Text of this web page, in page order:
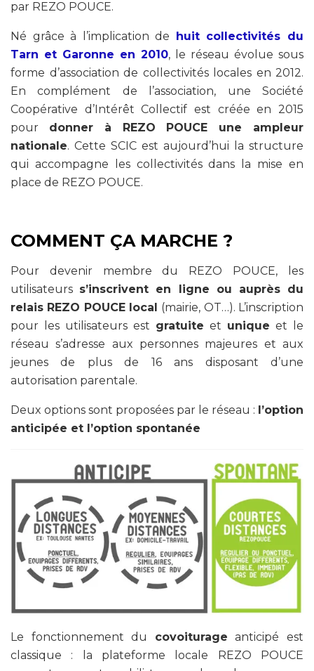
par REZO POUCE.
Né grâce à l’implication de huit collectivités du
Tarn et Garonne en 2010, le réseau évolue sous
forme d’association de collectivités locales en 2012.
En complément de l’association, une Société
Coopérative d’Intérêt Collectif est créée en 2015
pour donner à REZO POUCE une ampleur
nationale. Cette SCIC est aujourd’hui la structure
qui accompagne les collectivités dans la mise en
place de REZO POUCE.
COMMENT ÇA MARCHE ?
Pour devenir membre du REZO POUCE, les
utilisateurs s’inscrivent en ligne ou auprès du
relais REZO POUCE local (mairie, OT…). L’inscription
pour les utilisateurs est gratuite et unique et le
réseau s’adresse aux personnes majeures et aux
jeunes de plus de 16 ans disposant d’une
autorisation parentale.
Deux options sont proposées par le réseau : l’option
anticipée et l’option spontanée
Le fonctionnement du covoiturage anticipé est
classique : la plateforme locale REZO POUCE